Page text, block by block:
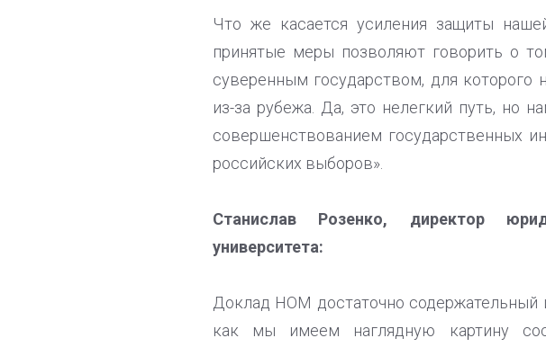
Что же касается усиления защиты
принятые меры позволяют говорить о
суверенным государством, для
из-за рубежа. Да, это нелегкий путь, но
совершенствованием государственных
российских выборов».
Станислав Розенко, директор
университета:
Доклад НОМ достаточно содержательный
как мы имеем наглядную картину